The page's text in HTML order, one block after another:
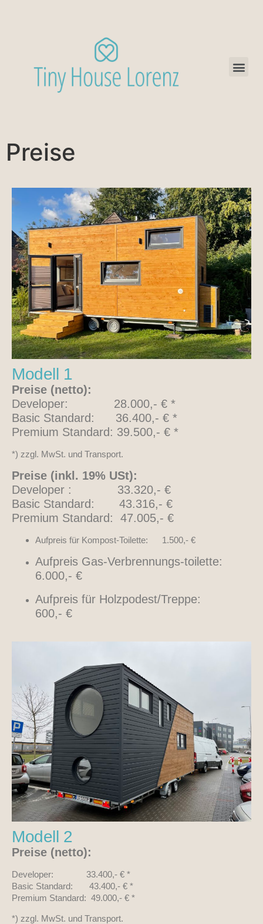
Preise
Modell 1
Preise (netto):
Developer: 28.000,- € *
Basic Standard: 36.400,- € *
Premium Standard: 39.500,- € *
*) zzgl. MwSt. und Transport.
Preise (inkl. 19% USt):
Developer : 33.320,- €
Basic Standard: 43.316,- €
Premium Standard: 47.005,- €
Aufpreis für Kompost-Toilette: 1.500,- €
Aufpreis Gas-Verbrennungs-toilette:
6.000,- €
Aufpreis für Holzpodest/Treppe:
600,- €
Modell 2
Preise (netto):
Developer: 33.400,- € *
Basic Standard: 43.400,- € *
Premium Standard: 49.000,- € *
*) zzgl. MwSt. und Transport.